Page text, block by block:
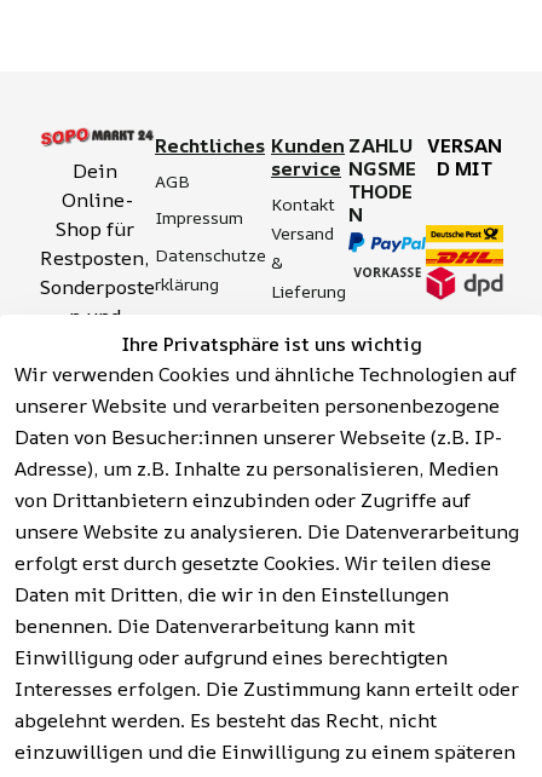
Ihre Privatsphäre ist uns wichtig
Wir verwenden Cookies und ähnliche Technologien auf
unserer Website und verarbeiten personenbezogene
Daten von Besucher:innen unserer Webseite (z.B. IP-
Adresse), um z.B. Inhalte zu personalisieren, Medien
von Drittanbietern einzubinden oder Zugriffe auf
unsere Website zu analysieren. Die Datenverarbeitung
erfolgt erst durch gesetzte Cookies. Wir teilen diese
Daten mit Dritten, die wir in den Einstellungen
benennen. Die Datenverarbeitung kann mit
Einwilligung oder aufgrund eines berechtigten
Interesses erfolgen. Die Zustimmung kann erteilt oder
abgelehnt werden. Es besteht das Recht, nicht
einzuwilligen und die Einwilligung zu einem späteren
Dein
Online-
Shop für
Restposten,
Sonderposte
n und
Aktionsartik
el rund um
Werkzeuge,
Garten,
Haushalt
und mehr.
Vertrag
widerrufen
Rechtliches
AGB
Impressum
Datenschutze
rklärung
tserklärung
Widerrufsrech
t
Hinweise zur
Batterieentso
rgung
Kunden
service
Kontakt
Versand
&
Lieferung
&
Sicherhei
t
Häufige
Fragen
(FAQ)
ZAHLU
NGSME
THODE
N
VERSAN
D MIT
Facebook |
Instagram |
Newsletter
AGB | Impressum |
Datenschutzerklärung |
Barrierefreiheitserklärung |
Widerrufsrecht